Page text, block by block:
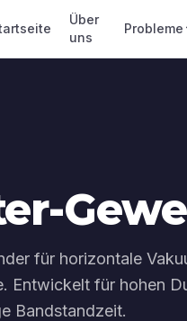
Über
uns
Probleme
für horizontale
Entwickelt für hohen
Bandstandzeit.